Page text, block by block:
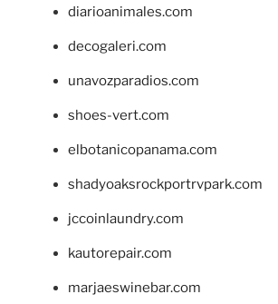
diarioanimales.com
decogaleri.com
unavozparadios.com
shoes-vert.com
elbotanicopanama.com
shadyoaksrockportrvpark.com
jccoinlaundry.com
kautorepair.com
marjaeswinebar.com